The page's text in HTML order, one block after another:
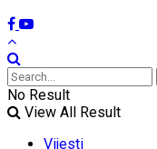
No Result
View All Result
Vijesti